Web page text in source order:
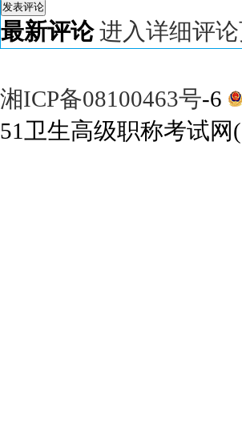
发表评论
最新评论 进入详细评
湘ICP备08100463号-6
51卫生高级职称考试网